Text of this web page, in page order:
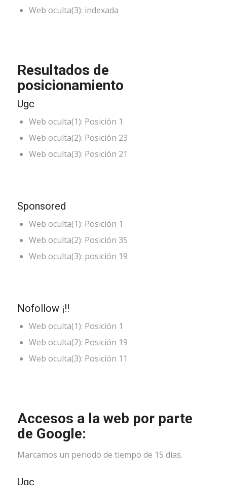
Web oculta(3): indexada
Resultados de
posicionamiento
Ugc
Web oculta(1): Posición 1
Web oculta(2): Posición 23
Web oculta(3): Posición 21
Sponsored
Web oculta(1): Posición 1
Web oculta(2): Posición 35
Web oculta(3): posición 19
Nofollow ¡!!
Web oculta(1): Posición 1
Web oculta(2): Posición 19
Web oculta(3): Posición 11
Accesos a la web por parte
de Google:
Marcamos un periodo de tiempo de 15 días.
Ugc